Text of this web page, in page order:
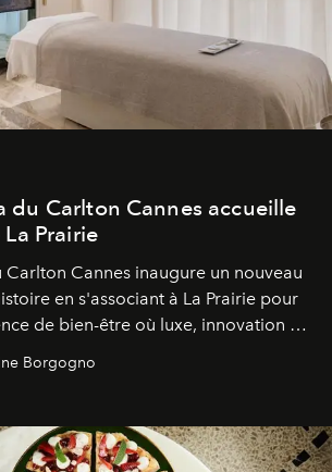
du Carlton Cannes accueille
Prairie
Carlton Cannes inaugure un nouveau
en s'associant à La Prairie pour
de bien-être où luxe, innovation et
Borgogno